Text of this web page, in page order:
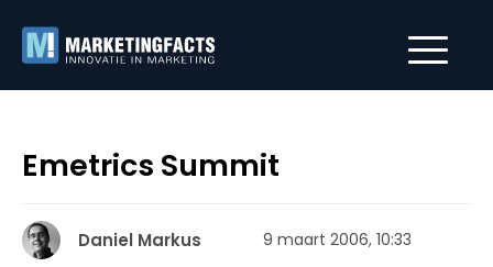
Emetrics Summit
Daniel Markus 9 maart 2006, 10:33